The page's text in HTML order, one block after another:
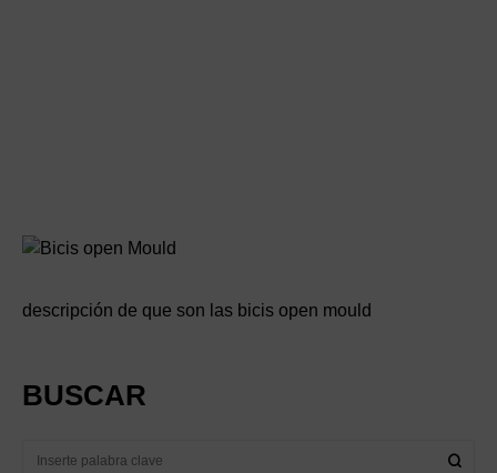
descripción de que son las bicis open mould
BUSCAR